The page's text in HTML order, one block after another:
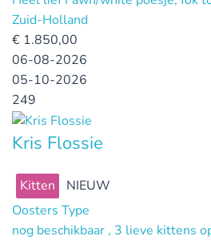
Zuid-Holland
€ 1.850,00
06-08-2026
05-10-2026
249
Kris Flossie
Kitten
NIEUW
Oosters Type
nog beschikbaar , 3 lieve kittens